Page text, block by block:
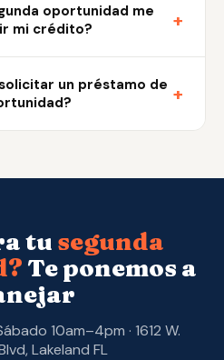
oportunidad me
mi crédito?
+
un préstamo de +
tu segunda
Te ponemos a
10am–4pm · 1612 W.
Lakeland FL